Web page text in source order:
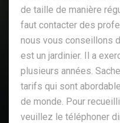
de taille de manière
faut contacter des
nous vous conseillons
est un jardinier. Il a
plusieurs années.
tarifs qui sont
de monde. Pour
veuillez le téléphoner